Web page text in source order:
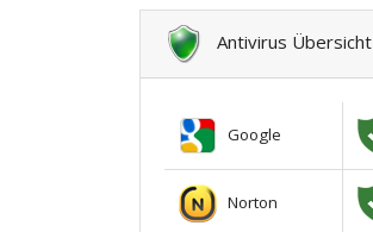
Antivirus Übersicht
Google
Norton